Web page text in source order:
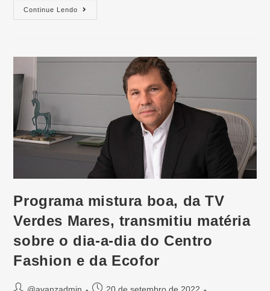
Continue Lendo
Programa mistura boa, da TV
Verdes Mares, transmitiu matéria
sobre o dia-a-dia do Centro
Fashion e da Ecofor
@avanzadmin
20 de setembro de 2022